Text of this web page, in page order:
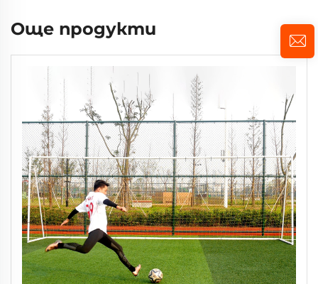
Още продукти